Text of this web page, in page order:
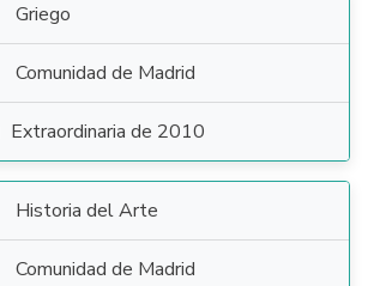
Griego
Comunidad de Madrid
Extraordinaria de 2010
Historia del Arte
Comunidad de Madrid